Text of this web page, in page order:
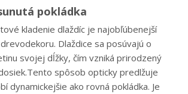
pokládka
kladenie dlaždíc je najobľúbenejší
Dlaždice sa posúvajú o
svojej dĺžky, čím vzniká prirodzený
spôsob opticky predlžuje
dynamickejšie ako rovná pokládka. Je